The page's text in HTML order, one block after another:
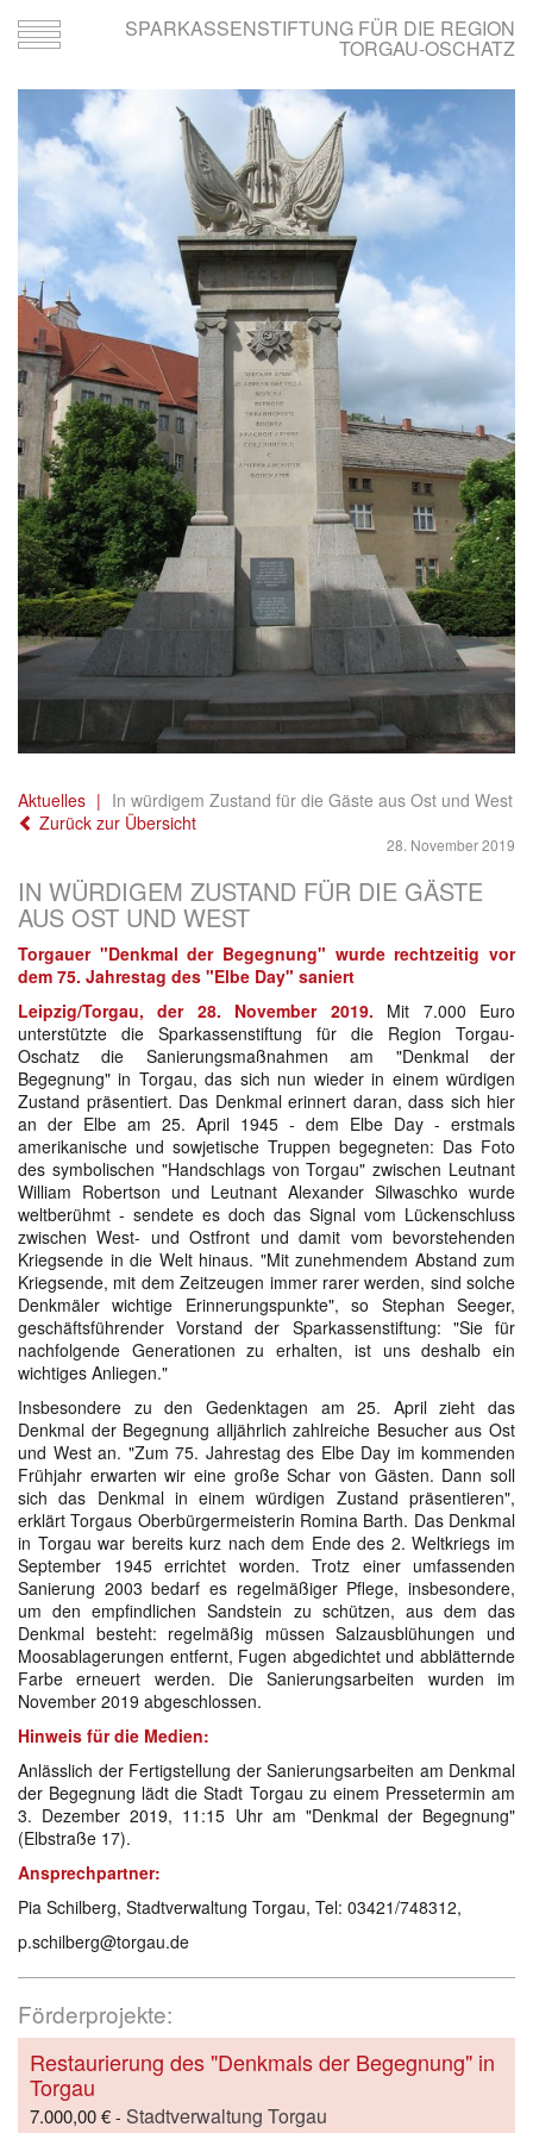
Toggle
navigation
SPARKASSENSTIFTUNG FÜR DIE REGION
TORGAU-OSCHATZ
Aktuelles
In würdigem Zustand für die Gäste aus Ost und West
Zurück zur Übersicht
28. November 2019
IN WÜRDIGEM ZUSTAND FÜR DIE GÄSTE
AUS OST UND WEST
Torgauer "Denkmal der Begegnung" wurde rechtzeitig vor
dem 75. Jahrestag des "Elbe Day" saniert
Leipzig/Torgau, der 28. November 2019. Mit 7.000 Euro
unterstützte die Sparkassenstiftung für die Region Torgau-
Oschatz die Sanierungsmaßnahmen am "Denkmal der
Begegnung" in Torgau, das sich nun wieder in einem würdigen
Zustand präsentiert. Das Denkmal erinnert daran, dass sich hier
an der Elbe am 25. April 1945 - dem Elbe Day - erstmals
amerikanische und sowjetische Truppen begegneten: Das Foto
des symbolischen "Handschlags von Torgau" zwischen Leutnant
William Robertson und Leutnant Alexander Silwaschko wurde
weltberühmt - sendete es doch das Signal vom Lückenschluss
zwischen West- und Ostfront und damit vom bevorstehenden
Kriegsende in die Welt hinaus. "Mit zunehmendem Abstand zum
Kriegsende, mit dem Zeitzeugen immer rarer werden, sind solche
Denkmäler wichtige Erinnerungspunkte", so Stephan Seeger,
geschäftsführender Vorstand der Sparkassenstiftung: "Sie für
nachfolgende Generationen zu erhalten, ist uns deshalb ein
wichtiges Anliegen."
Insbesondere zu den Gedenktagen am 25. April zieht das
Denkmal der Begegnung alljährlich zahlreiche Besucher aus Ost
und West an. "Zum 75. Jahrestag des Elbe Day im kommenden
Frühjahr erwarten wir eine große Schar von Gästen. Dann soll
sich das Denkmal in einem würdigen Zustand präsentieren",
erklärt Torgaus Oberbürgermeisterin Romina Barth. Das Denkmal
in Torgau war bereits kurz nach dem Ende des 2. Weltkriegs im
September 1945 errichtet worden. Trotz einer umfassenden
Sanierung 2003 bedarf es regelmäßiger Pflege, insbesondere,
um den empfindlichen Sandstein zu schützen, aus dem das
Denkmal besteht: regelmäßig müssen Salzausblühungen und
Moosablagerungen entfernt, Fugen abgedichtet und abblätternde
Farbe erneuert werden. Die Sanierungsarbeiten wurden im
November 2019 abgeschlossen.
Hinweis für die Medien:
Anlässlich der Fertigstellung der Sanierungsarbeiten am Denkmal
der Begegnung lädt die Stadt Torgau zu einem Pressetermin am
3. Dezember 2019, 11:15 Uhr am "Denkmal der Begegnung"
(Elbstraße 17).
Ansprechpartner:
Pia Schilberg, Stadtverwaltung Torgau, Tel: 03421/748312,
p.schilberg@torgau.de
Förderprojekte:
Restaurierung des "Denkmals der Begegnung" in
Torgau
7.000,00 € - Stadtverwaltung Torgau